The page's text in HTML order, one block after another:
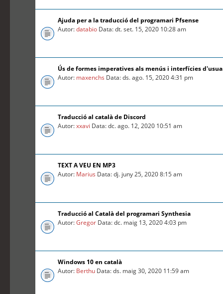
Ajuda per a la traducció del programari Pfsense
Autor:databio Data: dt. set. 15, 2020 10:28 am
Ús de formes imperatives als menús i interfícies
Autor: maxenchs Data: ds. ago. 15, 2020 4:31 pm
Traducció al català de Discord
Autor:xxavi Data: dc. ago. 12, 2020 10:51 am
TEXT A VEU EN MP3
Autor: Marius Data: dj. juny 25, 2020 8:15 am
Traducció al Català del programari Synthesia
Autor:Gregor Data: dc. maig 13, 2020 4:03 pm
Windows 10 en català
Autor: Berthu Data: ds. maig 30, 2020 11:59 am